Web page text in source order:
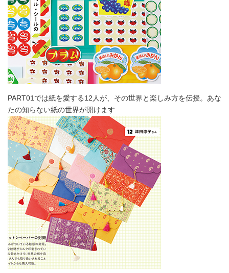
PART01では紙を愛する12人が、その世界と楽しみ方を伝授。あな
たの知らない紙の世界が開けます